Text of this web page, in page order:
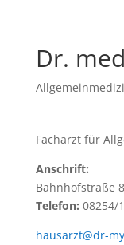
Dr.
Facharzt für
Anschrift:
Bahnhofstraße
Telefon: 08254/
hausarzt@dr-